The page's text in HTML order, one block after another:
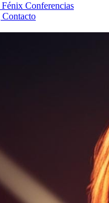
Conferencias
Contacto